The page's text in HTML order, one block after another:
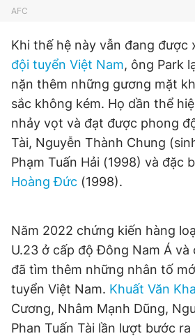
AFC
Khi thế hệ này vẫn đang được
đội tuyển Việt Nam, ông Park
nặn thêm những gương mặt
sắc không kém. Họ dần thể
nhảy vọt và đạt được phong
Tài, Nguyễn Thành Chung
Phạm Tuấn Hải (1998) và đặc
Hoàng Đức (1998).
Năm 2022 chứng kiến hàng
U.23 ở cấp độ Đông Nam Á và
đã tìm thêm những nhân tố
tuyển Việt Nam. Khuất Văn
Cương, Nhâm Mạnh Dũng,
Phan Tuấn Tài lần lượt bước